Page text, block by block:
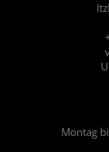
Montag